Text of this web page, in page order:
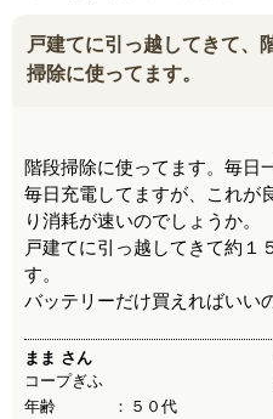
戸建てに引っ越してきて、
掃除に使ってます。
階段掃除に使ってます。毎日
毎日充電してますが、これが
り消耗が速いのでしょうか。
戸建てに引っ越してきて約１
す。
バッテリーだけ買えればいい
まま さん
コープぎふ
年齢
５０代